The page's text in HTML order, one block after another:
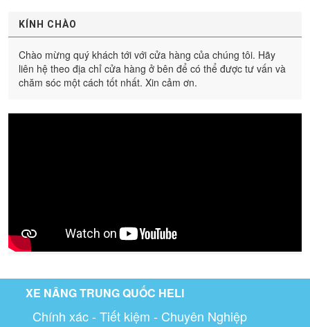
KÍNH CHÀO
Chào mừng quý khách tới với cửa hàng của chúng tôi. Hãy
liên hệ theo địa chỉ cửa hàng ở bên để có thể được tư vấn và
chăm sóc một cách tốt nhất. Xin cảm ơn.
XE NÂNG TRUNG QUỐC HELI
Chính xác - Tiết kiệm - Chuyên Nghiệp